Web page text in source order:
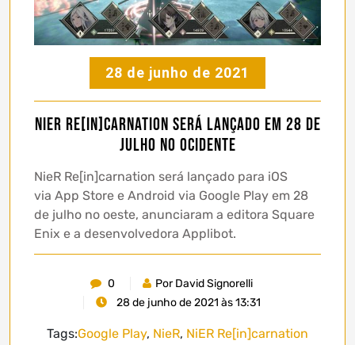
28 de junho de 2021
NieR Re[in]carnation será lançado em 28 de
julho no ocidente
NieR Re[in]carnation será lançado para iOS
via App Store e Android via Google Play em 28
de julho no oeste, anunciaram a editora Square
Enix e a desenvolvedora Applibot.
0
Por David Signorelli
28 de junho de 2021 às 13:31
Tags:Google Play, NieR, NiER Re[in]carnation